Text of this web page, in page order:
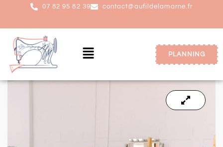
07 82 95 82 39 contact@aufildelamarne.fr
PLANNING